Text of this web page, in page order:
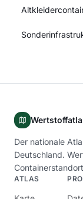
Der nationale
Deutschland.
ATLAS